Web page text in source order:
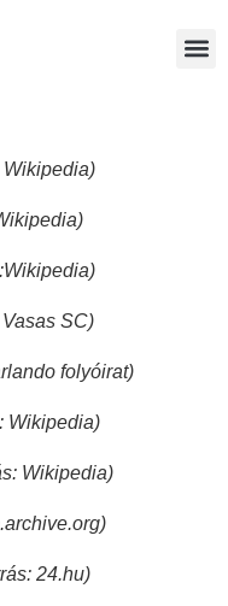
Wikipedia)
SC)
folyóirat)
Wikipedia)
Wikipedia)
24.hu)